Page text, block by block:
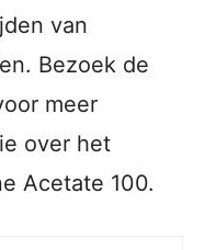
van
Bezoek de
meer
over het
Acetate 100.